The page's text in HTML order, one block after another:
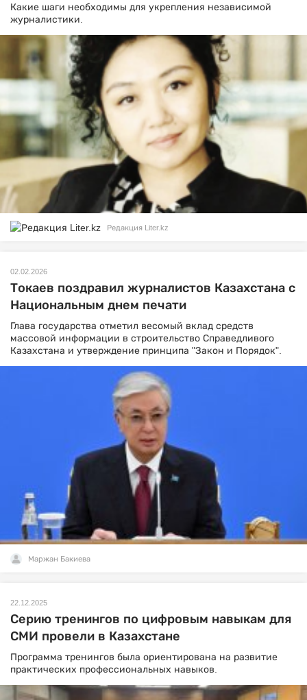
Какие шаги необходимы для укрепления независимой
журналистики.
Редакция Liter.kz
02.02.2026
Токаев поздравил журналистов Казахстана с
Национальным днем печати
Глава государства отметил весомый вклад средств
массовой информации в строительство Справедливого
Казахстана и утверждение принципа "Закон и Порядок".
Маржан Бакиева
22.12.2025
Серию тренингов по цифровым навыкам для
СМИ провели в Казахстане
Программа тренингов была ориентирована на развитие
практических профессиональных навыков.